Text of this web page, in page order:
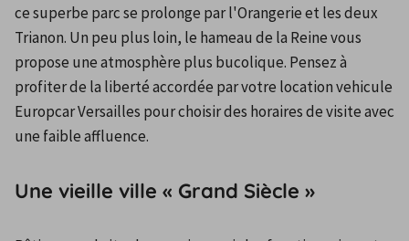
ce superbe parc se prolonge par l'Orangerie et les deux
Trianon. Un peu plus loin, le hameau de la Reine vous
propose une atmosphère plus bucolique. Pensez à
profiter de la liberté accordée par votre location vehicule
Europcar Versailles pour choisir des horaires de visite avec
une faible affluence.
Une vieille ville « Grand Siècle »